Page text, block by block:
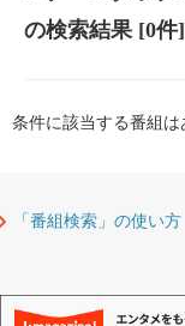
の検索結果[0件]
条件に該当する番組は
「番組検索」の使い方